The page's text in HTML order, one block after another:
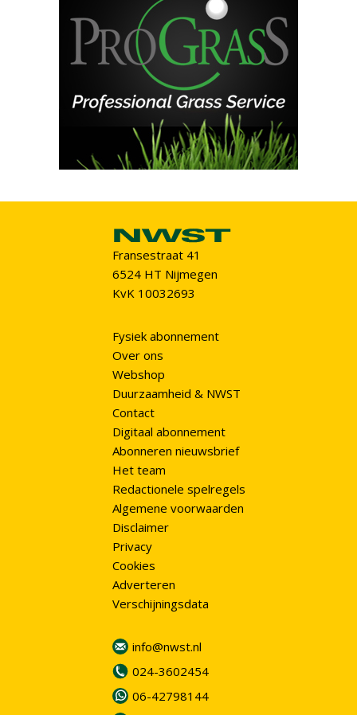
Fransestraat 41
6524 HT Nijmegen
KvK 10032693
Fysiek abonnement
Over ons
Webshop
Duurzaamheid & NWST
Contact
Digitaal abonnement
Abonneren nieuwsbrief
Het team
Redactionele spelregels
Algemene voorwaarden
Disclaimer
Privacy
Cookies
Adverteren
Verschijningsdata
info@nwst.nl
024-3602454
06-42798144